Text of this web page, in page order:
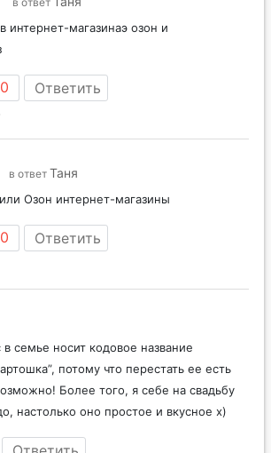
интернет-магазинаэ озон и
0 Ответить
в ответ Таня
Озон интернет-магазины
0 Ответить
семье носит кодовое название
потому что перестать ее есть
Более того, я себе на свадьбу
настолько оно простое и вкусное х)